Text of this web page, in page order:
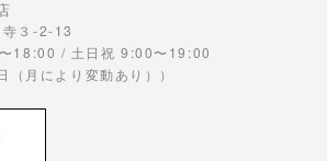
３-2-13
18:00 / 土日祝 9:00〜19:00
月により変動あり））